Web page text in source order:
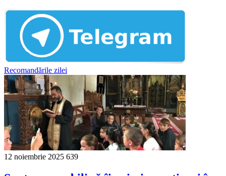
Recomandările zilei
12 noiembrie 2025 639